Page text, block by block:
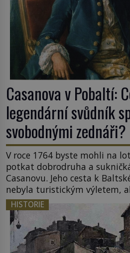
Casanova v Pobaltí:
legendární svůdník
svobodnými zednáři?
V roce 1764 byste mohli na
potkat dobrodruha a
Casanovu. Jeho cesta k
nebyla turistickým výletem,
cestou se zištnými úmysly.
sledoval, když se například
lotyšské Rigy? Casanova v
tamní zednářské lóže. Nebyl
nováčkem, protože do
HISTORIE